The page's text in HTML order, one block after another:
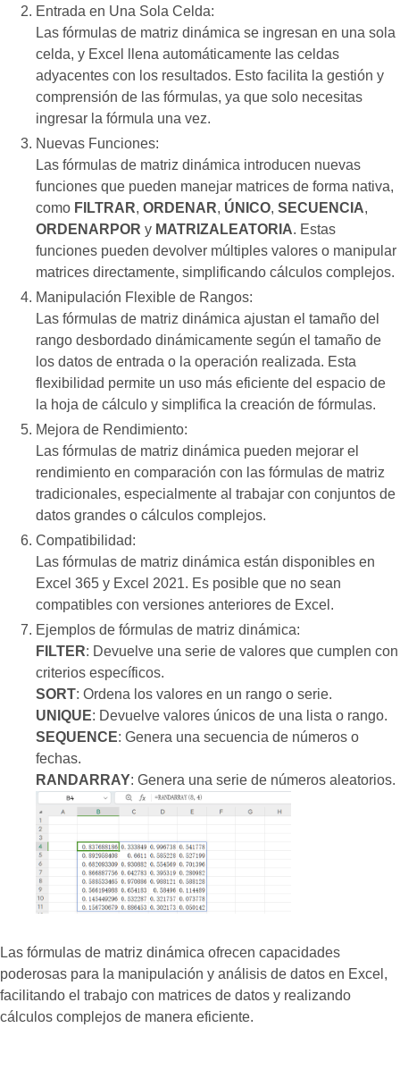
Entrada en Una Sola Celda:
Las fórmulas de matriz dinámica se ingresan en una sola
celda, y Excel llena automáticamente las celdas
adyacentes con los resultados. Esto facilita la gestión y
comprensión de las fórmulas, ya que solo necesitas
ingresar la fórmula una vez.
Nuevas Funciones:
Las fórmulas de matriz dinámica introducen nuevas
funciones que pueden manejar matrices de forma nativa,
como FILTRAR, ORDENAR, ÚNICO, SECUENCIA,
ORDENARPOR y MATRIZALEATORIA. Estas
funciones pueden devolver múltiples valores o manipular
matrices directamente, simplificando cálculos complejos.
Manipulación Flexible de Rangos:
Las fórmulas de matriz dinámica ajustan el tamaño del
rango desbordado dinámicamente según el tamaño de
los datos de entrada o la operación realizada. Esta
flexibilidad permite un uso más eficiente del espacio de
la hoja de cálculo y simplifica la creación de fórmulas.
Mejora de Rendimiento:
Las fórmulas de matriz dinámica pueden mejorar el
rendimiento en comparación con las fórmulas de matriz
tradicionales, especialmente al trabajar con conjuntos de
datos grandes o cálculos complejos.
Compatibilidad:
Las fórmulas de matriz dinámica están disponibles en
Excel 365 y Excel 2021. Es posible que no sean
compatibles con versiones anteriores de Excel.
Ejemplos de fórmulas de matriz dinámica:
FILTER: Devuelve una serie de valores que cumplen con
criterios específicos.
SORT: Ordena los valores en un rango o serie.
UNIQUE: Devuelve valores únicos de una lista o rango.
SEQUENCE: Genera una secuencia de números o
fechas.
RANDARRAY: Genera una serie de números aleatorios.
Las fórmulas de matriz dinámica ofrecen capacidades
poderosas para la manipulación y análisis de datos en Excel,
facilitando el trabajo con matrices de datos y realizando
cálculos complejos de manera eficiente.